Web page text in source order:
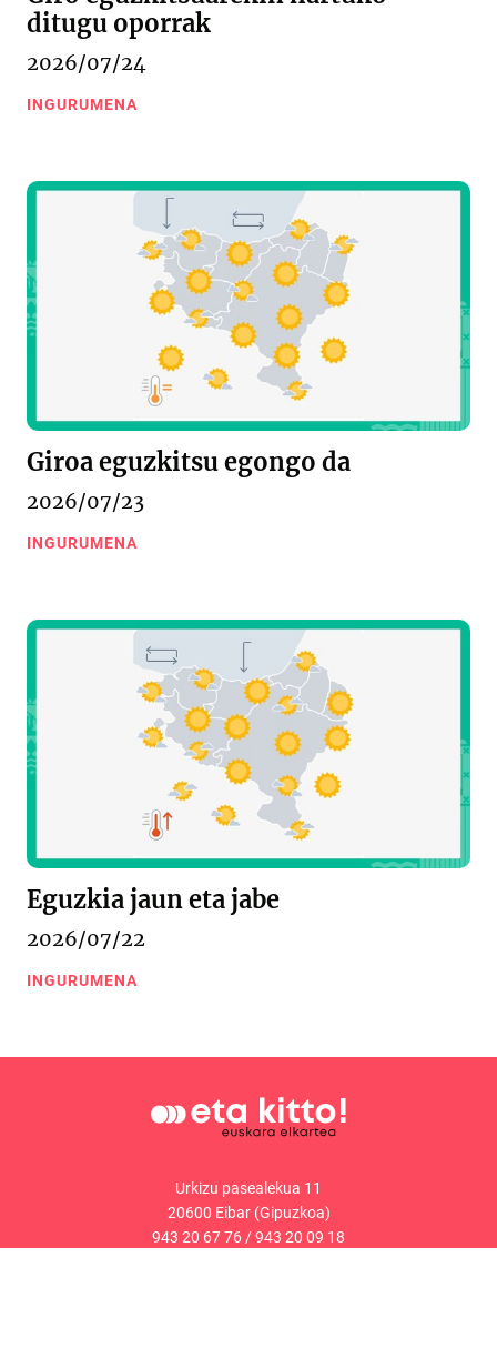
ditugu oporrak
2026/07/24
INGURUMENA
Giroa eguzkitsu egongo da
2026/07/23
INGURUMENA
Eguzkia jaun eta jabe
2026/07/22
INGURUMENA
Urkizu pasealekua 11
20600 Eibar (Gipuzkoa)
943 20 67 76 /943 20 09 18